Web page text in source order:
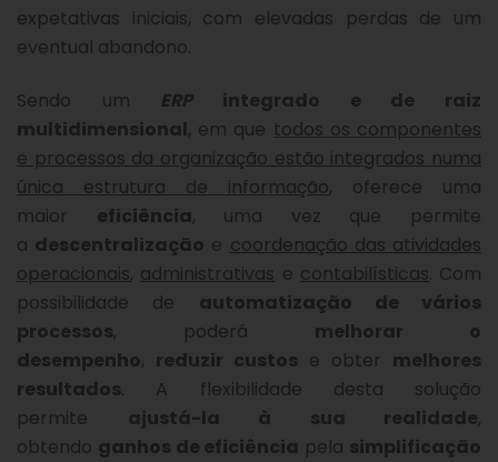
expetativas iniciais, com elevadas perdas de um
eventual abandono.
Sendo um ERPintegrado e de raiz
multidimensional, em que todos os componentes
e processos da organização estão integrados numa
única estrutura de informação, oferece uma
maior eficiência, uma vez que permite
a descentralização e coordenação das atividades
operacionais, administrativas e contabilísticas. Com
possibilidade de automatização de vários
processos, poderá melhorar o
desempenho, reduzir custos e obter melhores
resultados. A flexibilidade desta solução
permite ajustá-la à sua realidade,
obtendo ganhos de eficiência pela simplificação